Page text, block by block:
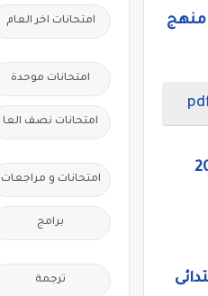
ابتدائي منهج
ابتدائى
امتحانات اخر العام
امتحانات موحدة
امتحانات نصف العا
امتحانات و مراجعات
برامج
ترجمة